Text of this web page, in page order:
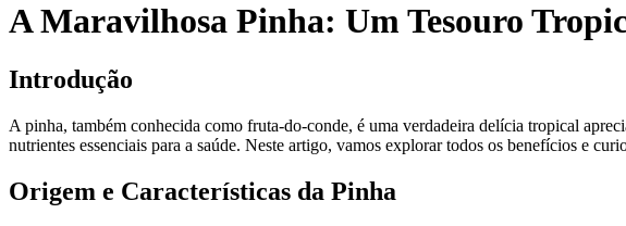
A Maravilhosa Pinha: Um Tesouro
Introdução
A pinha, também conhecida como fruta-do-conde, é uma verdadeira delícia tropical
nutrientes essenciais para a saúde. Neste artigo, vamos explorar todos os benefícios e
Origem e Características da Pinha